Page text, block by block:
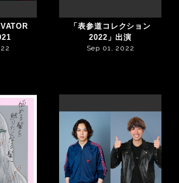
「表参道コレクション
2022」出演
Sep 01, 2022